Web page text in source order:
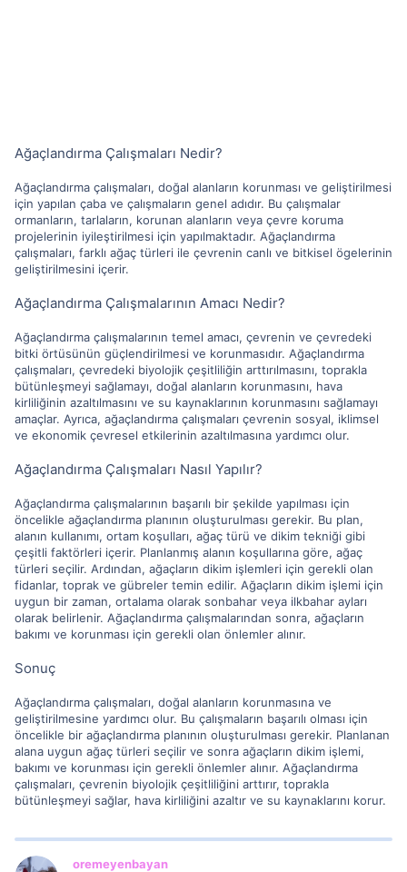
Ağaçlandırma Çalışmaları Nedir?
Ağaçlandırma çalışmaları, doğal alanların korunması ve geliştirilmesi
için yapılan çaba ve çalışmaların genel adıdır. Bu çalışmalar
ormanların, tarlaların, korunan alanların veya çevre koruma
projelerinin iyileştirilmesi için yapılmaktadır. Ağaçlandırma
çalışmaları, farklı ağaç türleri ile çevrenin canlı ve bitkisel ögelerinin
geliştirilmesini içerir.
Ağaçlandırma Çalışmalarının Amacı Nedir?
Ağaçlandırma çalışmalarının temel amacı, çevrenin ve çevredeki
bitki örtüsünün güçlendirilmesi ve korunmasıdır. Ağaçlandırma
çalışmaları, çevredeki biyolojik çeşitliliğin arttırılmasını, toprakla
bütünleşmeyi sağlamayı, doğal alanların korunmasını, hava
kirliliğinin azaltılmasını ve su kaynaklarının korunmasını sağlamayı
amaçlar. Ayrıca, ağaçlandırma çalışmaları çevrenin sosyal, iklimsel
ve ekonomik çevresel etkilerinin azaltılmasına yardımcı olur.
Ağaçlandırma Çalışmaları Nasıl Yapılır?
Ağaçlandırma çalışmalarının başarılı bir şekilde yapılması için
öncelikle ağaçlandırma planının oluşturulması gerekir. Bu plan,
alanın kullanımı, ortam koşulları, ağaç türü ve dikim tekniği gibi
çeşitli faktörleri içerir. Planlanmış alanın koşullarına göre, ağaç
türleri seçilir. Ardından, ağaçların dikim işlemleri için gerekli olan
fidanlar, toprak ve gübreler temin edilir. Ağaçların dikim işlemi için
uygun bir zaman, ortalama olarak sonbahar veya ilkbahar ayları
olarak belirlenir. Ağaçlandırma çalışmalarından sonra, ağaçların
bakımı ve korunması için gerekli olan önlemler alınır.
Sonuç
Ağaçlandırma çalışmaları, doğal alanların korunmasına ve
geliştirilmesine yardımcı olur. Bu çalışmaların başarılı olması için
öncelikle bir ağaçlandırma planının oluşturulması gerekir. Planlanan
alana uygun ağaç türleri seçilir ve sonra ağaçların dikim işlemi,
bakımı ve korunması için gerekli önlemler alınır. Ağaçlandırma
çalışmaları, çevrenin biyolojik çeşitliliğini arttırır, toprakla
bütünleşmeyi sağlar, hava kirliliğini azaltır ve su kaynaklarını korur.
oremeyenbayan